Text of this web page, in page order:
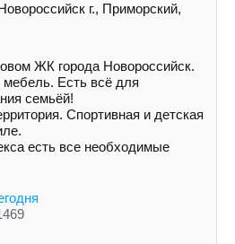
г., Приморский,
ЖК города Новороссийск.
мебель. Есть всё для
семьёй!
Спортивная и детская
есть все необходимые